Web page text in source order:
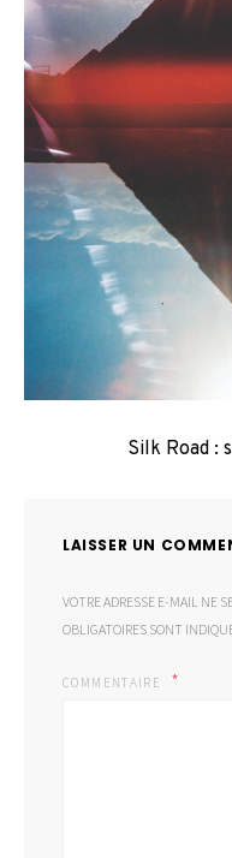
Silk Road :
LAISSER UN
VOTRE ADRESSE E-MAIL NE
OBLIGATOIRES SONT
COMMENTAIRE